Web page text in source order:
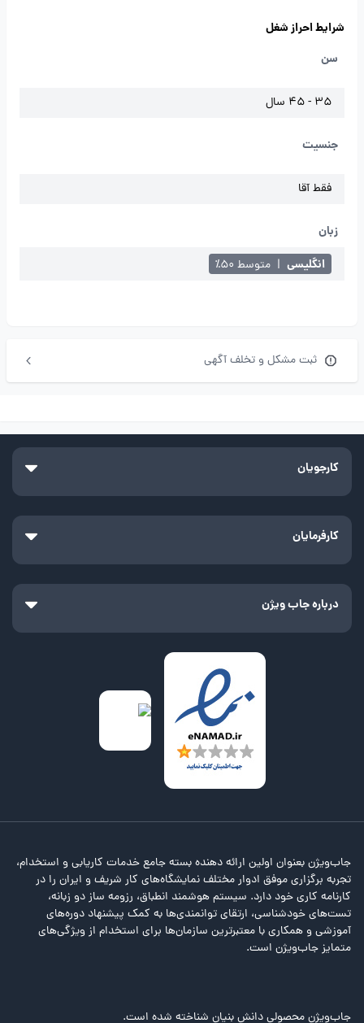
شرایط احراز شغل
سن
35 - 45 سال
جنسیت
فقط آقا
زبان
انگلیسی | متوسط ۵۰٪
ثبت مشکل و تخلف آگهی
کارجویان
کارفرمایان
درباره جاب ویژن
جاب‌ویژن بعنوان اولین ارائه دهنده بسته جامع خدمات کاریابی و استخدام،
تجربه برگزاری موفق ادوار مختلف نمایشگاه‌های کار شریف و ایران را در
کارنامه کاری خود دارد. سیستم هوشمند انطباق، رزومه ساز دو زبانه،
تست‌های خودشناسی، ارتقای توانمندی‌ها به کمک پیشنهاد دوره‌های
آموزشی و همکاری با معتبرترین سازمان‌ها برای استخدام از ویژگی‌های
متمایز جاب‌ویژن است.
جاب‌ویژن محصولی دانش بنیان شناخته شده است.